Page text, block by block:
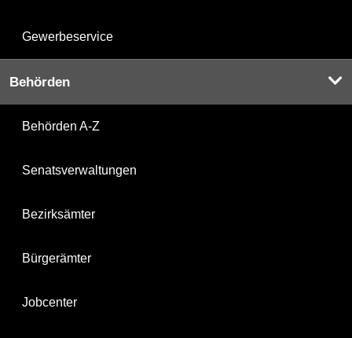
Gewerbeservice
Behörden
Behörden A-Z
Senatsverwaltungen
Bezirksämter
Bürgerämter
Jobcenter